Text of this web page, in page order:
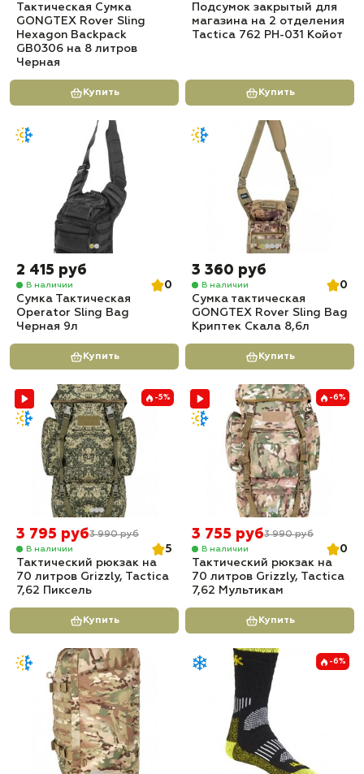
Тактическая Сумка
GONGTEX Rover Sling
Hexagon Backpack
GB0306 на 8 литров
Черная
Купить
Подсумок закрытый для
магазина на 2 отделения
Tactica 762 PH-031 Койот
Купить
2 415 руб
В наличии
0
Сумка Тактическая
Operator Sling Bag
Черная 9л
Купить
3 360 руб
В наличии
0
Сумка тактическая
GONGTEX Rover Sling Bag
Криптек Скала 8,6л
Купить
-5%
3 795 руб3 990 руб
В наличии
5
Тактический рюкзак на
70 литров Grizzly, Tactica
7,62 Пиксель
Купить
-6%
3 755 руб3 990 руб
В наличии
0
Тактический рюкзак на
70 литров Grizzly, Tactica
7,62 Мультикам
Купить
-6%